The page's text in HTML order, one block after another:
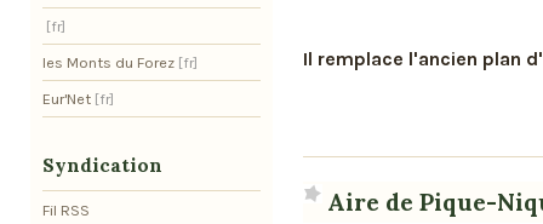
Il remplace l'ancien plan
Aire de Pique-
les Monts du Forez
Eur'Net
Syndication
Fil RSS